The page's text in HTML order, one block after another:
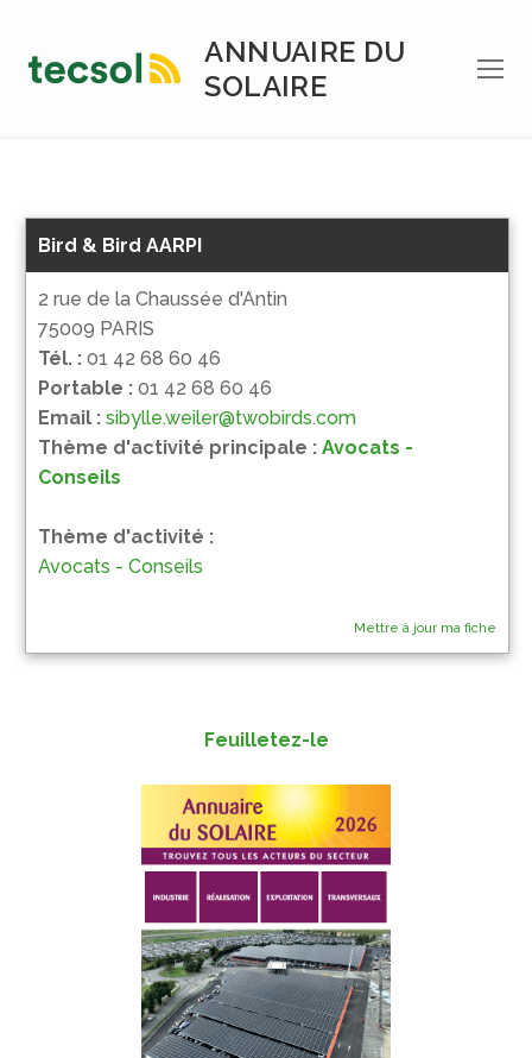
contenu
ANNUAIRE DU
SOLAIRE
Bird & Bird AARPI
2 rue de la Chaussée d'Antin
75009 PARIS
Tél. : 01 42 68 60 46
Portable : 01 42 68 60 46
Email : sibylle.weiler@twobirds.com
Thème d'activité principale : Avocats -
Conseils
Thème d'activité :
Avocats - Conseils
Mettre à jour ma fiche
Feuilletez-le